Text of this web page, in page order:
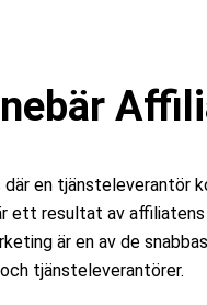
en tjänsteleverantör
ett resultat av
är en av de
tjänsteleverantörer.